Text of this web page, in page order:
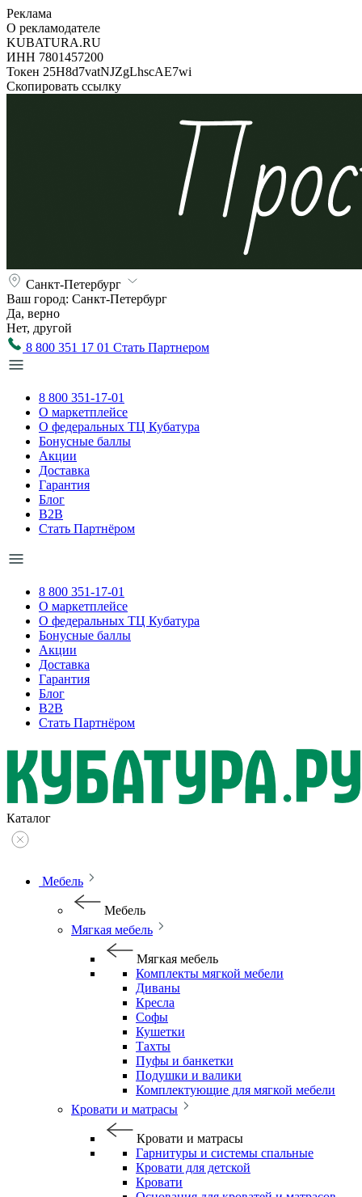
Реклама
О рекламодателе
KUBATURA.RU
ИНН 7801457200
Токен 25H8d7vatNJZgLhscAE7wi
Скопировать ссылку
Санкт-Петербург
Ваш город: Санкт-Петербург
Да, верно
Нет, другой
8 800 351 17 01 Стать Партнером
8 800 351-17-01
О маркетплейсе
О федеральных ТЦ Кубатура
Бонусные баллы
Акции
Доставка
Гарантия
Блог
B2B
Стать Партнёром
8 800 351-17-01
О маркетплейсе
О федеральных ТЦ Кубатура
Бонусные баллы
Акции
Доставка
Гарантия
Блог
B2B
Стать Партнёром
Каталог
Мебель
Мебель
Мягкая мебель
Мягкая мебель
Комплекты мягкой мебели
Диваны
Кресла
Софы
Кушетки
Тахты
Пуфы и банкетки
Подушки и валики
Комплектующие для мягкой мебели
Кровати и матрасы
Кровати и матрасы
Гарнитуры и системы спальные
Кровати для детской
Кровати